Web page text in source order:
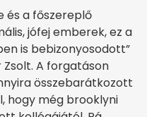
és a főszereplő
jófej emberek, ez a
is bebizonyosodott”
Zsolt. A forgatáson
összebarátkozott
hogy még brooklyni